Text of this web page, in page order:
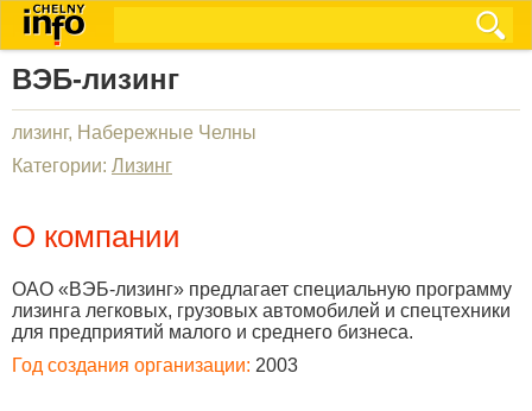
ВЭБ-лизинг
лизинг, Набережные Челны
Категории: Лизинг
О компании
ОАО «ВЭБ-лизинг» предлагает специальную программу
лизинга легковых, грузовых автомобилей и спецтехники
для предприятий малого и среднего бизнеса.
Год создания организации: 2003